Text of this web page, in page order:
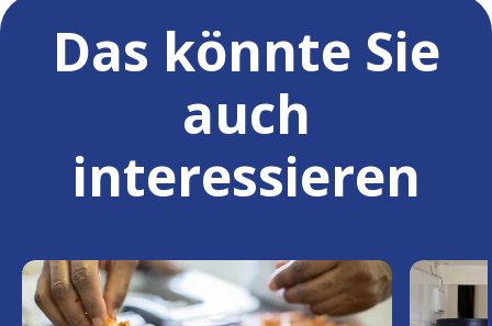
Das könnte Sie
auch
interessieren